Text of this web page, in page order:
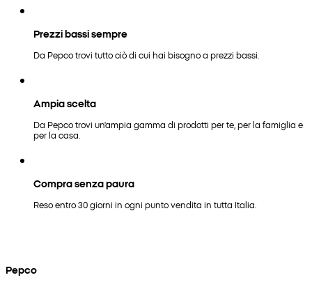
Prezzi bassi sempre
Da Pepco trovi tutto ciò di cui hai bisogno a prezzi bassi.
Ampia scelta
Da Pepco trovi un'ampia gamma di prodotti per te, per la famiglia e
per la casa.
Compra senza paura
Reso entro 30 giorni in ogni punto vendita in tutta Italia.
Pepco